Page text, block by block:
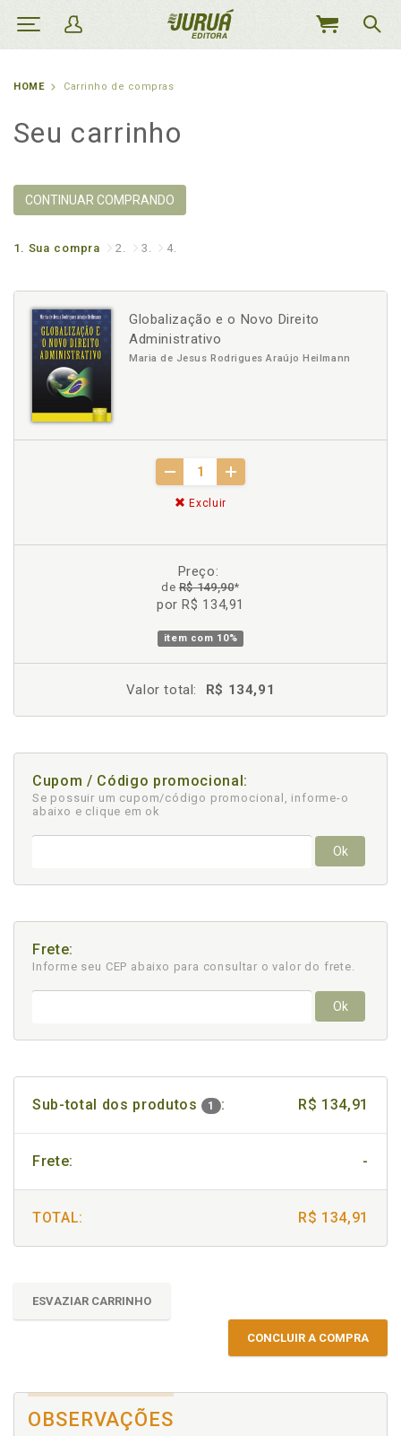
MEU
HOME Carrinho de compras
Seu carrinho
CONTINUAR COMPRANDO
1. Sua compra 2. 3. 4.
Globalização e o Novo Direito
Administrativo
Maria de Jesus Rodrigues Araújo Heilmann
Excluir
Preço:
deR$ 149,90*
por R$ 134,91
item com 10%
Valor total: R$ 134,91
Cupom / Código promocional:
Se possuir um cupom/código promocional, informe-o
abaixo e clique em ok
Ok
Frete:
Informe seu CEP abaixo para consultar o valor do frete.
Ok
Sub-total dos produtos 1 : R$ 134,91
Frete: -
TOTAL: R$ 134,91
ESVAZIAR CARRINHO
CONCLUIR A COMPRA
OBSERVAÇÕES